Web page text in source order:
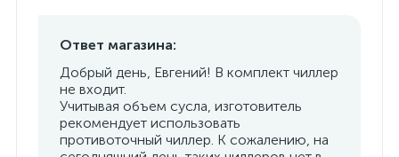
Ответ магазина:
Добрый день, Евгений! В комплект чиллер
не входит.
Учитывая объем сусла, изготовитель
рекомендует использовать
противоточный чиллер. К сожалению, на